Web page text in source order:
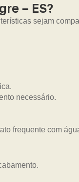
– ES?
sejam
necessário.
frequente com